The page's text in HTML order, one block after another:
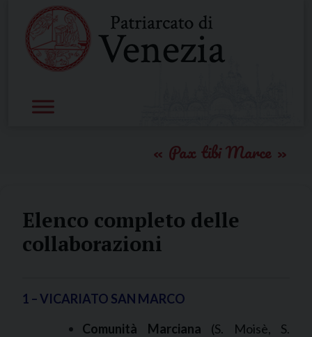
content
Pax tibi Marce
Elenco completo delle
collaborazioni
1 – VICARIATO SAN MARCO
Comunità Marciana (S. Moisè, S.